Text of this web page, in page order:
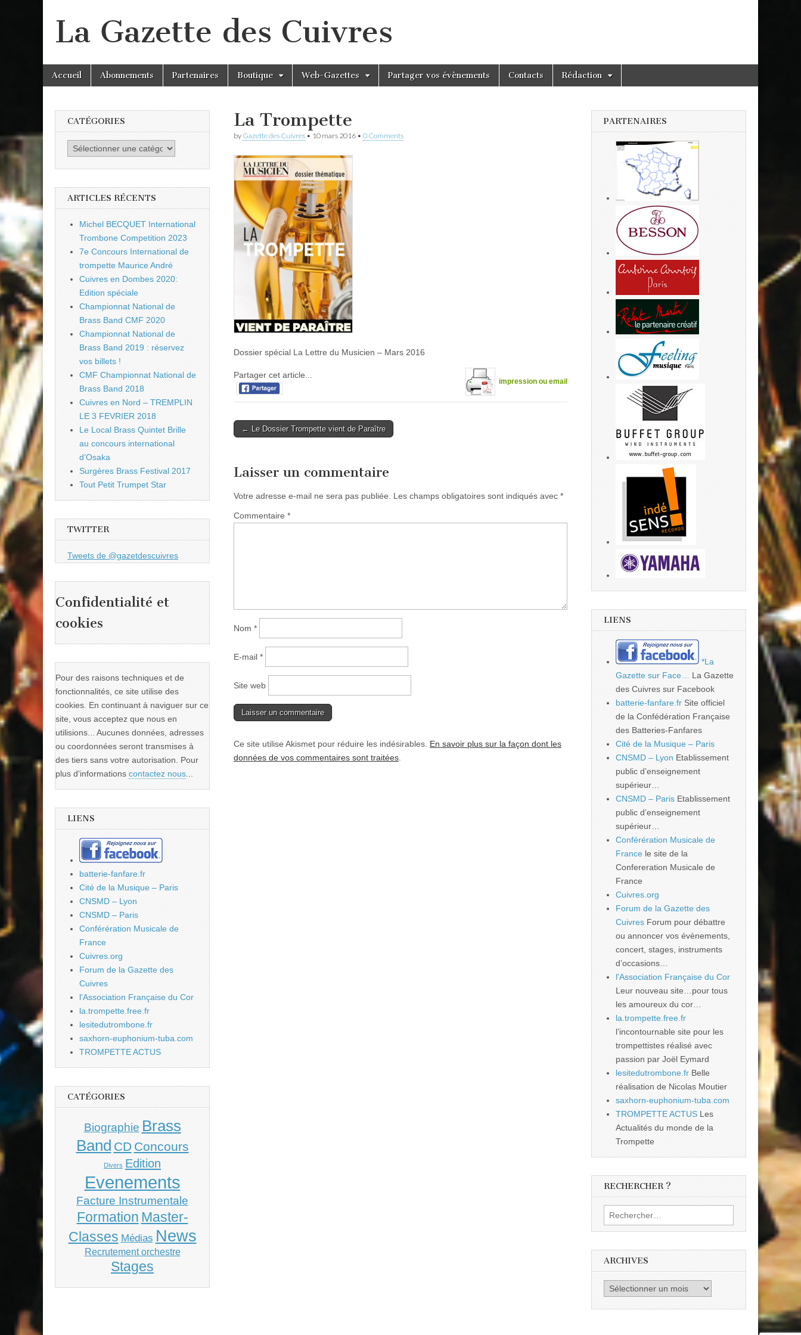
La Gazette des Cuivres
Main
menu
Skip
Accueil Abonnements Partenaires Boutique Web-Gazettes Partager vos évènements Contacts Rédaction
La Trompette
by Gazette des Cuivres • 10 mars 2016 • 0 Comments
Dossier spécial La Lettre du Musicien – Mars 2016
impression ou email
Partager cet article...
Post
← Le Dossier Trompette vient de Paraître
Laisser un commentaire
Votre adresse e-mail ne sera pas publiée. Les champs obligatoires sont indiqués avec *
Commentaire *
Nom *
E-mail *
Site web
Ce site utilise Akismet pour réduire les indésirables. En savoir plus sur la façon dont les
données de vos commentaires sont traitées
CATÉGORIES
Catégories
ARTICLES RÉCENTS
Michel BECQUET International
Trombone Competition 2023
7e Concours International de
trompette Maurice André
Cuivres en Dombes 2020:
Edition spéciale
Championnat National de
Brass Band CMF 2020
Championnat National de
Brass Band 2019 : réservez
vos billets !
CMF Championnat National de
Brass Band 2018
Cuivres en Nord – TREMPLIN
LE 3 FEVRIER 2018
Le Local Brass Quintet Brille
au concours international
d’Osaka
Surgères Brass Festival 2017
Tout Petit Trumpet Star
TWITTER
Tweets de @gazetdescuivres
Confidentialité et
cookies
Pour des raisons techniques et de
fonctionnalités, ce site utilise des
cookies. En continuant à naviguer sur ce
site, vous acceptez que nous en
utilisions... Aucunes données, adresses
ou coordonnées seront transmises à
des tiers sans votre autorisation. Pour
plus d'informations contactez nous...
LIENS
batterie-fanfare.fr
Cité de la Musique – Paris
CNSMD – Lyon
CNSMD – Paris
Conférération Musicale de
France
Cuivres.org
Forum de la Gazette des
Cuivres
l'Association Française du Cor
la.trompette.free.fr
lesitedutrombone.fr
saxhorn-euphonium-tuba.com
TROMPETTE ACTUS
CATÉGORIES
Biographie Brass
Band CD Concours
Divers Edition
Evenements
Facture Instrumentale
Formation Master-
Classes Médias News
Recrutement orchestre
Stages
PARTENAIRES
LIENS
*La
Gazette sur Face…
La Gazette
des Cuivres sur Facebook
batterie-fanfare.fr Site officiel
de la Confédération Française
des Batteries-Fanfares
Cité de la Musique – Paris
CNSMD – Lyon Etablissement
public d’enseignement
supérieur…
CNSMD – Paris Etablissement
public d’enseignement
supérieur…
Conférération Musicale de
France le site de la
Confereration Musicale de
France
Cuivres.org
Forum de la Gazette des
Cuivres Forum pour débattre
ou annoncer vos évènements,
concert, stages, instruments
d’occasions…
l'Association Française du Cor
Leur nouveau site…pour tous
les amoureux du cor…
la.trompette.free.fr
l’incontournable site pour les
trompettistes réalisé avec
passion par Joël Eymard
lesitedutrombone.fr Belle
réalisation de Nicolas Moutier
saxhorn-euphonium-tuba.com
TROMPETTE ACTUS Les
Actualités du monde de la
Trompette
RECHERCHER ?
Rechercher :
ARCHIVES
Archives